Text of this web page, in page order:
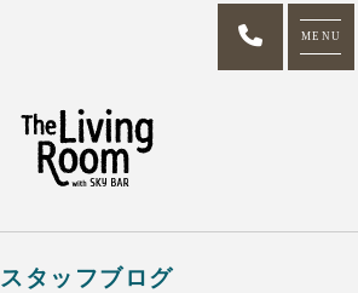
MENU
スタッフブログ